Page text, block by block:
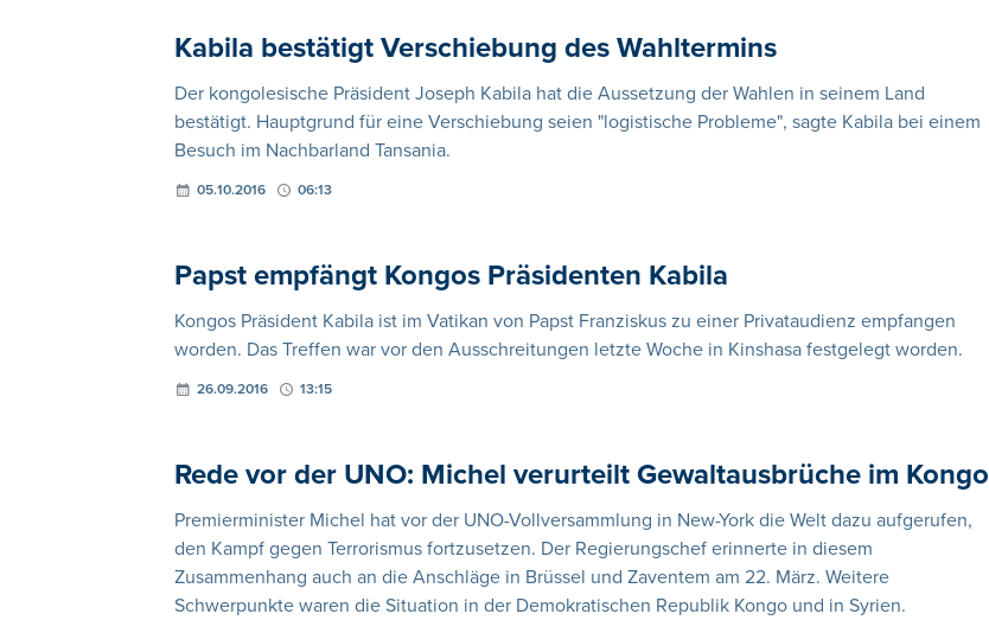
Kabila bestätigt Verschiebung des Wahltermins
Der kongolesische Präsident Joseph Kabila hat die Aussetzung der Wahlen in seinem Land
bestätigt. Hauptgrund für eine Verschiebung seien "logistische Probleme", sagte Kabila bei einem
Besuch im Nachbarland Tansania.
05.10.2016 06:13
Papst empfängt Kongos Präsidenten Kabila
Kongos Präsident Kabila ist im Vatikan von Papst Franziskus zu einer Privataudienz empfangen
worden. Das Treffen war vor den Ausschreitungen letzte Woche in Kinshasa festgelegt worden.
26.09.2016 13:15
Rede vor der UNO: Michel verurteilt Gewaltausbrüche im Kongo
Premierminister Michel hat vor der UNO-Vollversammlung in New-York die Welt dazu aufgerufen,
den Kampf gegen Terrorismus fortzusetzen. Der Regierungschef erinnerte in diesem
Zusammenhang auch an die Anschläge in Brüssel und Zaventem am 22. März. Weitere
Schwerpunkte waren die Situation in der Demokratischen Republik Kongo und in Syrien.